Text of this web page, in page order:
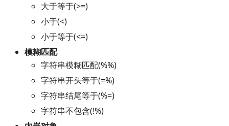
大于等于(>=)
小于(<)
小于等于(<=)
模糊匹配
字符串模糊匹配(%%)
字符串开头等于(=%)
字符串结尾等于(%=)
字符串不包含(!%)